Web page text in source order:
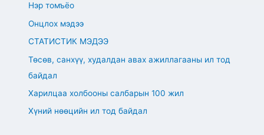
Нэр томъёо
Онцлох мэдээ
СТАТИСТИК МЭДЭЭ
Төсөв, санхүү, худалдан авах ажиллагааны ил тод
байдал
Харилцаа холбооны салбарын 100 жил
Хүний нөөцийн ил тод байдал